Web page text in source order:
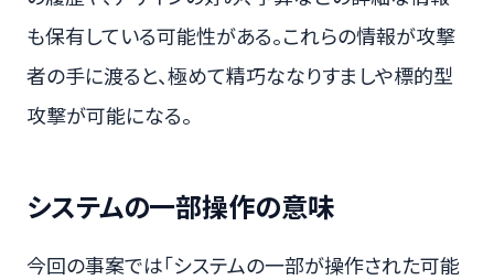
も保有している可能性がある。これらの情報が攻撃
者の手に渡ると、極めて精巧ななりすましや標的型
攻撃が可能になる。
システムの一部操作の意味
今回の事案では「システムの一部が操作された可能